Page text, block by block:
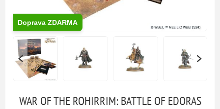
Doprava ZDARMA
WAR OF THE ROHIRRIM: BATTLE OF EDORAS